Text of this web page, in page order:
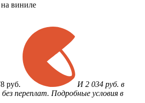
виниле
руб.
И 2 034 руб. в
переплат. Подробные условия в